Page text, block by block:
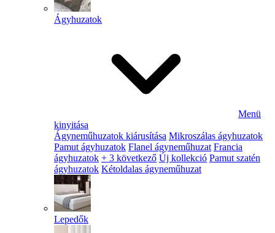
Ágyhuzatok
Menü
kinyitása
Ágyneműhuzatok kiárusítása Mikroszálas ágyhuzatok
Pamut ágyhuzatok Flanel ágyneműhuzat Francia
ágyhuzatok + 3 következő Új kollekció Pamut szatén
ágyhuzatok Kétoldalas ágyneműhuzat
Lepedők